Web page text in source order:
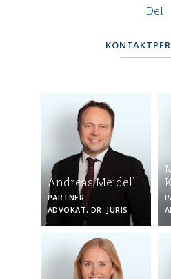
Del
Andreas Meidell
PARTNER
ADVOKAT, DR. JURIS